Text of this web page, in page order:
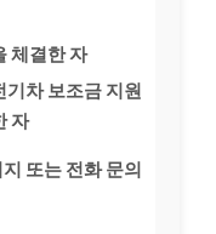
체결한 자
차 보조금 지원
자
또는 전화 문의